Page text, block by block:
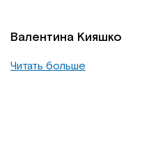
Валентина Кияшко
Читать больше